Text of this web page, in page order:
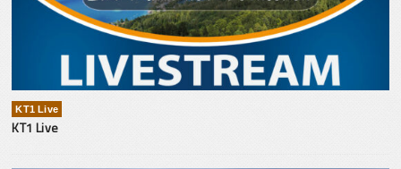
KT1 Live
KT1 Live